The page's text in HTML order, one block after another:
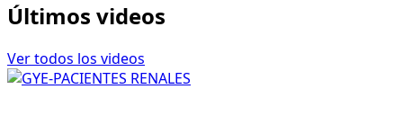
Últimos videos
Ver todos los videos